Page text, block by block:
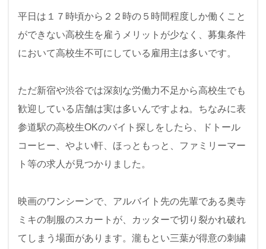
平日は１７時頃から２２時の５時間程度しか働くこと
ができない高校生を雇うメリットが少なく、募集条件
において高校生不可にしている雇用主は多いです。
ただ新宿や渋谷では深刻な労働力不足から高校生でも
歓迎している店舗は実は多いんですよね。ちなみに表
参道駅の高校生OKのバイト探しをしたら、ドトール
コーヒー、やよい軒、ほっともっと、ファミリーマー
ト等の求人が見つかりました。
映画のワンシーンで、アルバイト先の先輩である奥寺
ミキの制服のスカートが、カッターで切り裂かれ破れ
てしまう場面があります。瀧もとい三葉が得意の刺繍